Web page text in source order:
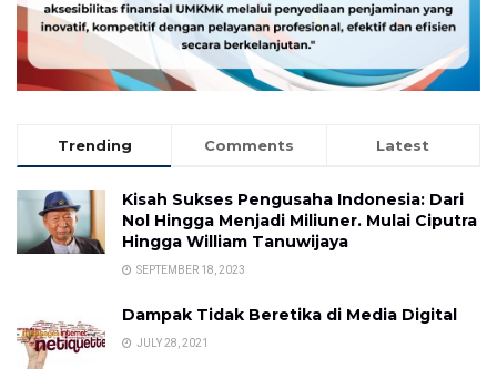
Trending Comments Latest
Kisah Sukses Pengusaha Indonesia: Dari
Nol Hingga Menjadi Miliuner. Mulai Ciputra
Hingga William Tanuwijaya
SEPTEMBER 18, 2023
Dampak Tidak Beretika di Media Digital
JULY 28, 2021